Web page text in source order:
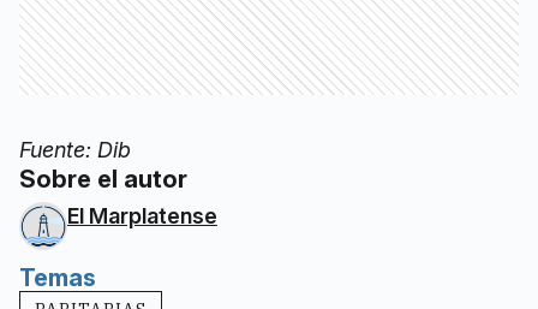
Fuente: Dib
Sobre el autor
El Marplatense
Temas